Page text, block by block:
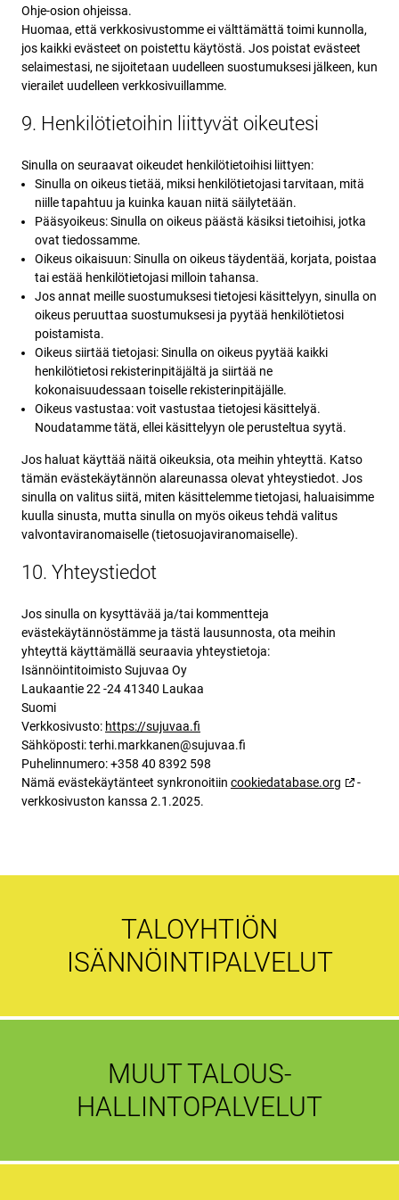
Ohje-osion ohjeissa.
Huomaa, että verkkosivustomme ei välttämättä toimi kunnolla,
jos kaikki evästeet on poistettu käytöstä. Jos poistat evästeet
selaimestasi, ne sijoitetaan uudelleen suostumuksesi jälkeen, kun
vierailet uudelleen verkkosivuillamme.
9. Henkilötietoihin liittyvät oikeutesi
Sinulla on seuraavat oikeudet henkilötietoihisi liittyen:
Sinulla on oikeus tietää, miksi henkilötietojasi tarvitaan, mitä
niille tapahtuu ja kuinka kauan niitä säilytetään.
Pääsyoikeus: Sinulla on oikeus päästä käsiksi tietoihisi, jotka
ovat tiedossamme.
Oikeus oikaisuun: Sinulla on oikeus täydentää, korjata, poistaa
tai estää henkilötietojasi milloin tahansa.
Jos annat meille suostumuksesi tietojesi käsittelyyn, sinulla on
oikeus peruuttaa suostumuksesi ja pyytää henkilötietosi
poistamista.
Oikeus siirtää tietojasi: Sinulla on oikeus pyytää kaikki
henkilötietosi rekisterinpitäjältä ja siirtää ne
kokonaisuudessaan toiselle rekisterinpitäjälle.
Oikeus vastustaa: voit vastustaa tietojesi käsittelyä.
Noudatamme tätä, ellei käsittelyyn ole perusteltua syytä.
Jos haluat käyttää näitä oikeuksia, ota meihin yhteyttä. Katso
tämän evästekäytännön alareunassa olevat yhteystiedot. Jos
sinulla on valitus siitä, miten käsittelemme tietojasi, haluaisimme
kuulla sinusta, mutta sinulla on myös oikeus tehdä valitus
valvontaviranomaiselle (tietosuojaviranomaiselle).
10. Yhteystiedot
Jos sinulla on kysyttävää ja/tai kommentteja
evästekäytännöstämme ja tästä lausunnosta, ota meihin
yhteyttä käyttämällä seuraavia yhteystietoja:
Isännöintitoimisto Sujuvaa Oy
Laukaantie 22 -24 41340 Laukaa
Suomi
Verkkosivusto: https://sujuvaa.fi
Sähköposti:terhi.markkanen@sujuvaa.fi
Puhelinnumero: +358 40 8392 598
Nämä evästekäytänteet synkronoitiin cookiedatabase.org
-
verkkosivuston kanssa 2.1.2025.
TALOYHTIÖN
ISÄNNÖINTIPALVELUT
MUUT TALOUS-
HALLINTOPALVELUT